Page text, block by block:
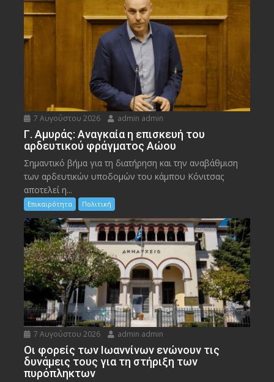
7 Αυγούστου 2026 admin admin
Γ. Αμυράς: Αναγκαία η επισκευή του
αρδευτικού φράγματος Αώου
Σημαντικό βήμα για τη διατήρηση και την αναβάθμιση
των αρδευτικών υποδομών του κάμπου Κόνιτσας
αποτελεί η...
Επικαιρότητα Πολιτική
7 Αυγούστου 2026 admin admin
Οι φορείς των Ιωαννίνων ενώνουν τις
δυνάμεις τους για τη στήριξη των
πυρόπληκτων